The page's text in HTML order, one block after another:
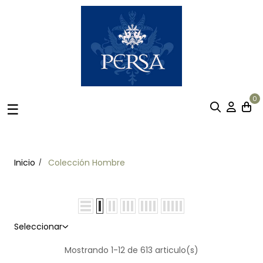
Navegación
☰
0
Inicio Colección Hombre
Seleccionar
Mostrando 1-12 de 613 articulo(s)